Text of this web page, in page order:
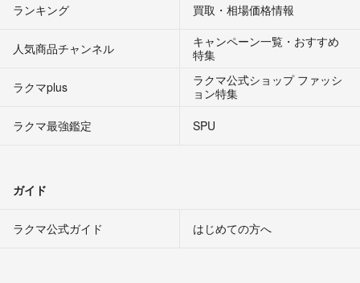
ランキング 買取・相場価格情報
人気商品チャンネル
キャンペーン一覧・おすすめ
特集
ラクマplus
ラクマ公式ショップ ファッシ
ョン特集
ラクマ最強鑑定
SPU
ガイド
ラクマ公式ガイド はじめての方へ